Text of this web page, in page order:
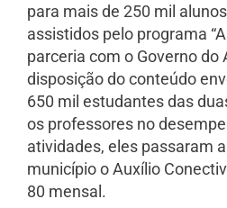
para mais de 250 mil
assistidos pelo programa
parceria com o Governo do
disposição do conteúdo
650 mil estudantes das
os professores no
atividades, eles passaram
município o Auxílio
80 mensal.